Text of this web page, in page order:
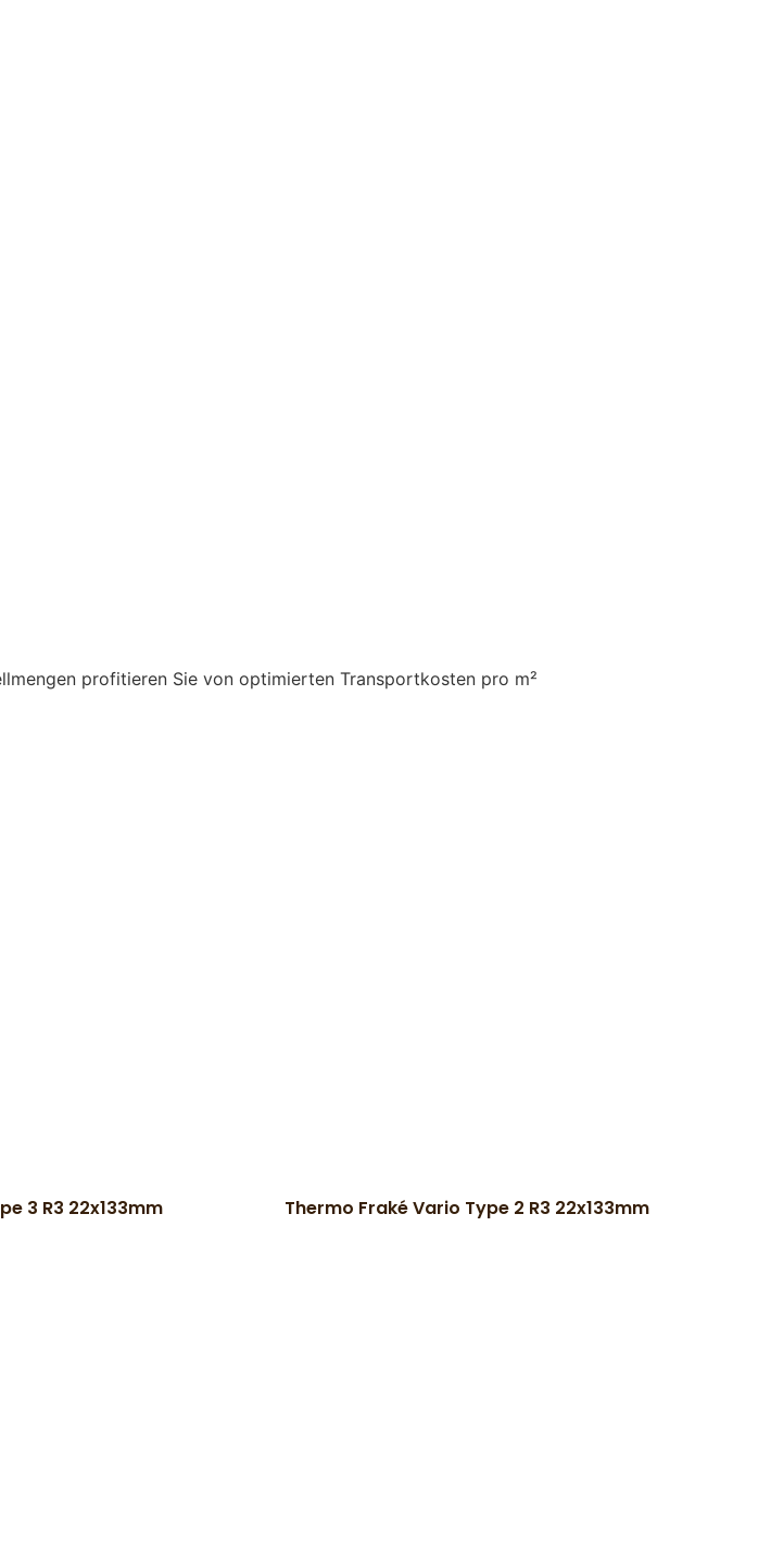
profitieren Sie von optimierten Transportkosten pro m²
3 R3 22x133mm Thermo Fraké Vario Type 2 R3 22x133mm